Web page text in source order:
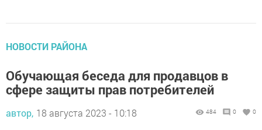
НОВОСТИ РАЙОНА
Обучающая беседа для продавцов в
сфере защиты прав потребителей
автор, 18 августа 2023 - 10:18 484 0 0